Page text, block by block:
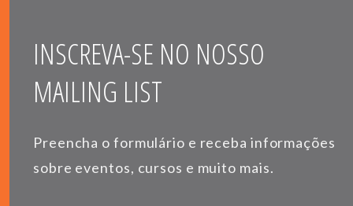
INSCREVA-SE NO NOSSO
MAILING LIST
Preencha o formulário e receba informações
sobre eventos, cursos e muito mais.